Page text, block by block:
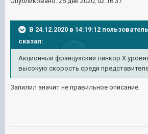
В 24.12.2020 в 14:19:12 пользователь
сказал:
Акционный французский линкор X
высокую скорость среди
Запилил значит не правильное описание.